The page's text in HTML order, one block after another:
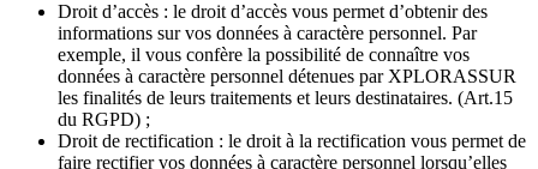
Droit d’accès : le droit d’accès vous permet d’obtenir des
informations sur vos données à caractère personnel. Par
exemple, il vous confère la possibilité de connaître vos
données à caractère personnel détenues par XPLORASSUR
les finalités de leurs traitements et leurs destinataires. (Art.15
du RGPD) ;
Droit de rectification : le droit à la rectification vous permet de
faire rectifier vos données à caractère personnel lorsqu’elles